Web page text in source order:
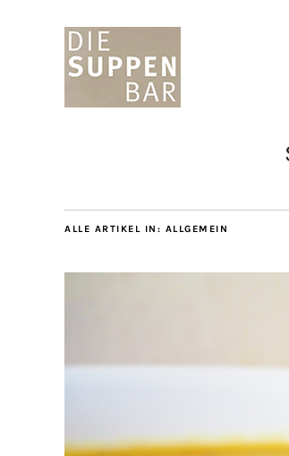
ALLE ARTIKEL IN: ALLGEMEIN